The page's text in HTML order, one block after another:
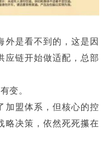
外是看不到的，这是因
应链开始做适配，总部
变。
加盟体系，但核心的控
略决策，依然死死攥在